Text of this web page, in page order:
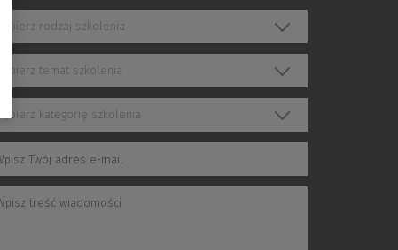
Wybierz rodzaj szkolenia
Wybierz temat szkolenia
Wybierz kategorię szkolenia